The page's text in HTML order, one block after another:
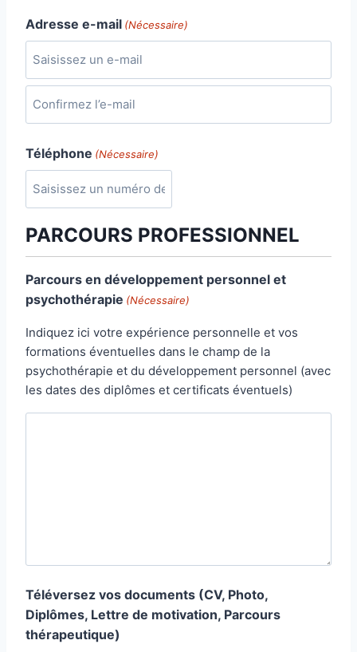
o
a
e
e
p
s
a
a
y
Adresse e-mail (Nécessaire)
S
s
i
s
e
z
n
e
m
a
i
l
o
n
i
r
z
l
’
e
-
m
Téléphone (Nécessaire)
PARCOURS PROFESSIONNEL
Parcours en développement personnel et
psychothérapie (Nécessaire)
Indiquez ici votre expérience personnelle et vos
formations éventuelles dans le champ de la
psychothérapie et du développement personnel (avec
les dates des diplômes et certificats éventuels)
Téléversez vos documents (CV, Photo,
Diplômes, Lettre de motivation, Parcours
thérapeutique)